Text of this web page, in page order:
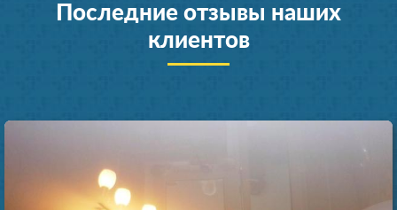
Последние отзывы наших
клиентов